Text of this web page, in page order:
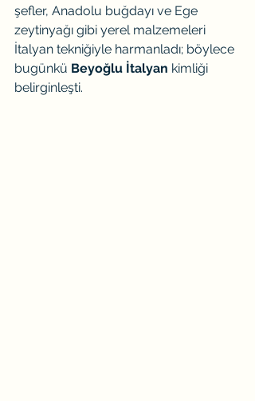
şefler, Anadolu buğdayı ve Ege
zeytinyağı gibi yerel malzemeleri
İtalyan tekniğiyle harmanladı; böylece
bugünkü Beyoğlu İtalyan kimliği
belirginleşti.